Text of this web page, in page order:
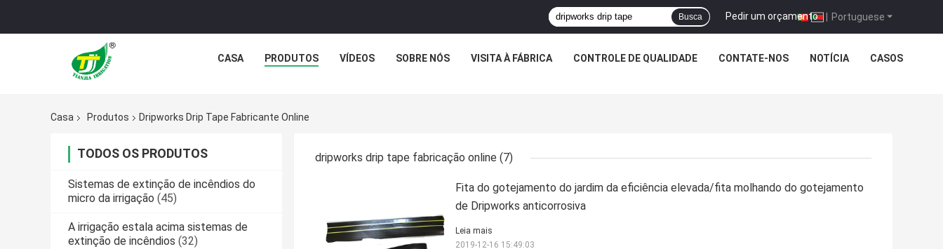
Portuguese
Pedir um orçamento |
Busca
CASA PRODUTOS VÍDEOS SOBRE NÓS VISITA À FÁBRICA CONTROLE DE QUALIDADE CONTATE-NOS NOTÍCIA CASOS
Casa Produtos Dripworks Drip Tape Fabricante Online
TODOS OS PRODUTOS
Sistemas de extinção de incêndios do
micro da irrigação (45)
A irrigação estala acima sistemas de
extinção de incêndios (32)
dripworks drip tape fabricação online (7)
Fita do gotejamento do jardim da eficiência elevada/fita molhando do gotejamento
de Dripworks anticorrosiva
Leia mais
2019-12-16 15:49:03